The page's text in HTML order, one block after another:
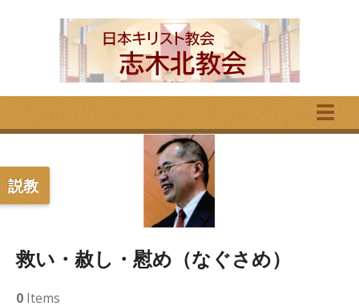
☰
説教
救い・赦し・慰め（なぐさめ）
0 Items